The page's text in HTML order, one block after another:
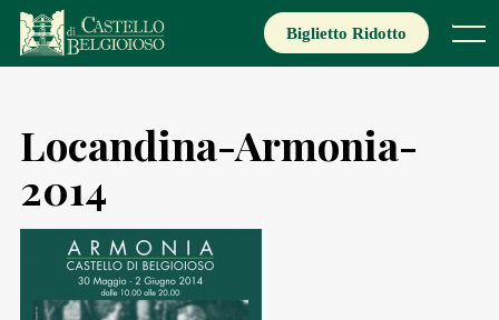
Skip
content
Menu
Biglietto Ridotto
Locandina-Armonia-
2014